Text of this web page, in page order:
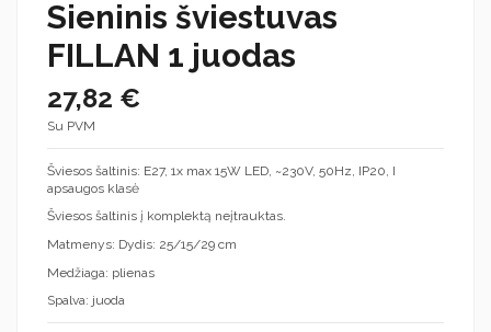
Sieninis šviestuvas
FILLAN 1 juodas
27,82 €
Su PVM
Šviesos šaltinis: E27, 1x max 15W LED, ~230V, 50Hz, IP20, I
apsaugos klasė
Šviesos šaltinis į komplektą neįtrauktas.
Matmenys: Dydis: 25/15/29 cm
Medžiaga: plienas
Spalva: juoda